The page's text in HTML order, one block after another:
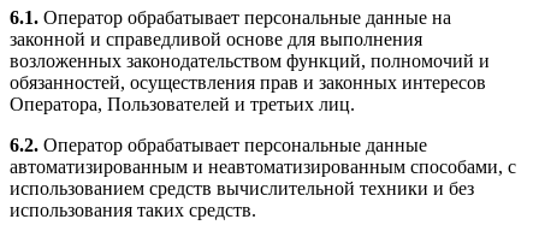
6.1. Оператор обрабатывает персональные данные на
законной и справедливой основе для выполнения
возложенных законодательством функций, полномочий и
обязанностей, осуществления прав и законных интересов
Оператора, Пользователей и третьих лиц.
6.2. Оператор обрабатывает персональные данные
автоматизированным и неавтоматизированным способами, с
использованием средств вычислительной техники и без
использования таких средств.